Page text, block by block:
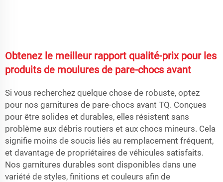
Obtenez le meilleur rapport qualité-prix pour les
produits de moulures de pare-chocs avant
Si vous recherchez quelque chose de robuste, optez
pour nos garnitures de pare-chocs avant TQ. Conçues
pour être solides et durables, elles résistent sans
problème aux débris routiers et aux chocs mineurs. Cela
signifie moins de soucis liés au remplacement fréquent,
et davantage de propriétaires de véhicules satisfaits.
Nos garnitures durables sont disponibles dans une
variété de styles, finitions et couleurs afin de